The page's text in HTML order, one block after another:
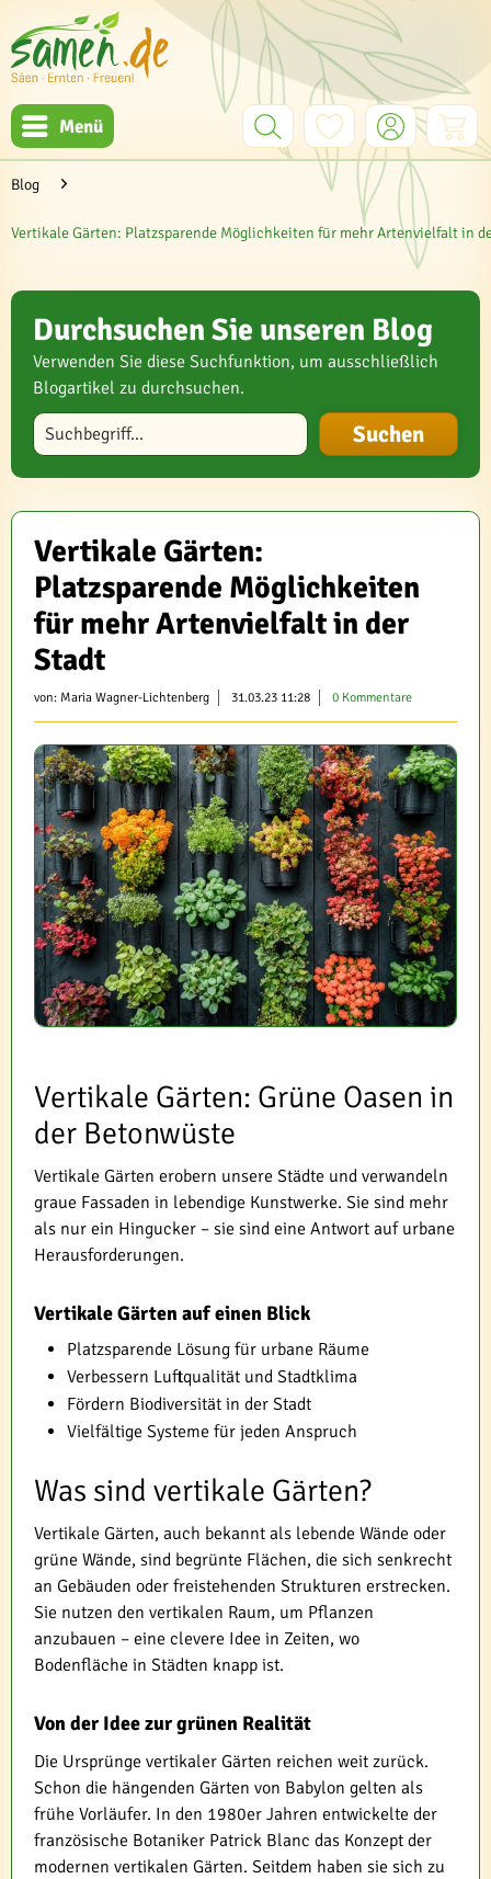
Menü
Blog
Vertikale Gärten: Platzsparende Möglichkeiten für mehr Artenvielfalt in
Durchsuchen Sie unseren Blog
Verwenden Sie diese Suchfunktion, um ausschließlich
Blogartikel zu durchsuchen.
Blog durchsuchen
Vertikale Gärten:
Platzsparende Möglichkeiten
für mehr Artenvielfalt in der
Stadt
von: Maria Wagner-Lichtenberg 31.03.23 11:28 0 Kommentare
Vertikale Gärten: Grüne Oasen in
der Betonwüste
Vertikale Gärten erobern unsere Städte und verwandeln
graue Fassaden in lebendige Kunstwerke. Sie sind mehr
als nur ein Hingucker – sie sind eine Antwort auf urbane
Herausforderungen.
Vertikale Gärten auf einen Blick
Platzsparende Lösung für urbane Räume
Verbessern Luftqualität und Stadtklima
Fördern Biodiversität in der Stadt
Vielfältige Systeme für jeden Anspruch
Was sind vertikale Gärten?
Vertikale Gärten, auch bekannt als lebende Wände oder
grüne Wände, sind begrünte Flächen, die sich senkrecht
an Gebäuden oder freistehenden Strukturen erstrecken.
Sie nutzen den vertikalen Raum, um Pflanzen
anzubauen – eine clevere Idee in Zeiten, wo
Bodenfläche in Städten knapp ist.
Von der Idee zur grünen Realität
Die Ursprünge vertikaler Gärten reichen weit zurück.
Schon die hängenden Gärten von Babylon gelten als
frühe Vorläufer. In den 1980er Jahren entwickelte der
französische Botaniker Patrick Blanc das Konzept der
modernen vertikalen Gärten. Seitdem haben sie sich zu